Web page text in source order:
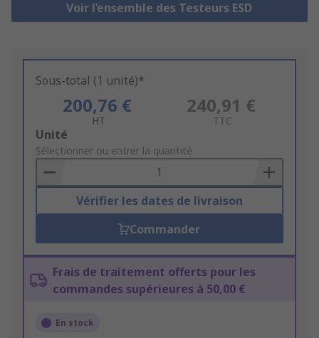
Voir l’ensemble des Testeurs ESD
Sous-total (1 unité)*
200,76 €
HT
240,91 €
TTC
Add
to
Basket
Unité
Sélectionner ou entrer la quantité
Vérifier les dates de livraison
Commander
Frais de traitement offerts pour les
commandes supérieures à 50,00 €
En stock